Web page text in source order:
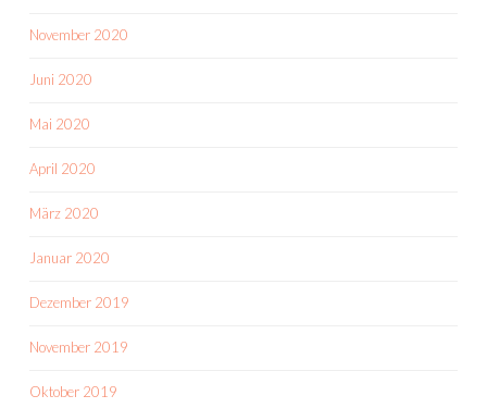
November 2020
Juni 2020
Mai 2020
April 2020
März 2020
Januar 2020
Dezember 2019
November 2019
Oktober 2019